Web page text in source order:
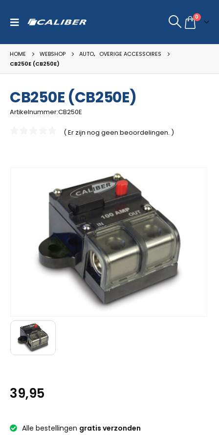
0
HOME WEBSHOP AUTO, OVERIGE ACCESSOIRES
CB250E (CB250E)
CB250E (CB250E)
Artikelnummer:CB250E
( Er zijn nog geen beoordelingen. )
39,95
Alle bestellingen gratis verzonden